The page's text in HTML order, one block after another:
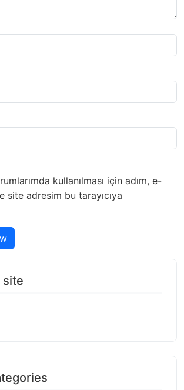
kullanılması için adım, e-
site adresim bu tarayıcıya
site